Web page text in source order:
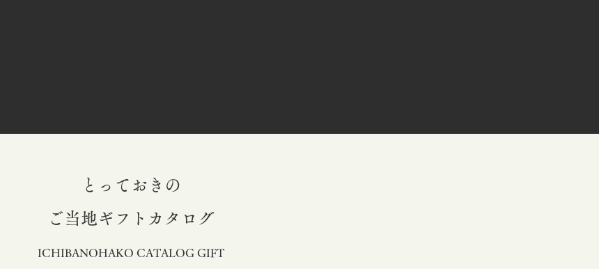
とっておきの
​ご当地ギフトカタログ
ICHIBANOHAKO CATALOG GIFT